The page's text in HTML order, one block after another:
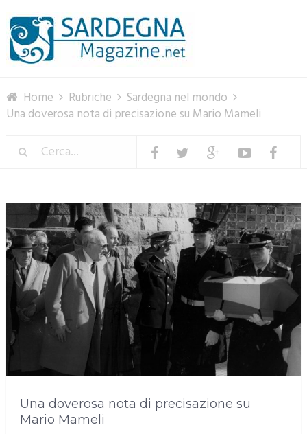
Home Rubriche
Sardegna nel mondo
Una doverosa nota di precisazione su Mario Mameli
Una doverosa nota di precisazione su
Mario Mameli